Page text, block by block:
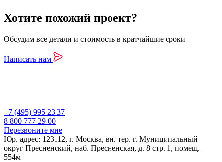
Хотите похожий проект?
Обсудим все детали и стоимость в кратчайшие сроки
Написать нам
+7 (495) 995 23 37
8 800 777 29 00
Перезвоните мне
Юр. адрес: 123112, г. Москва, вн. тер. г. Муниципальный
округ Пресненский, наб. Пресненская, д. 8 стр. 1, помещ.
554м